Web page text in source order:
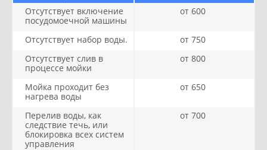
Отсутствует включение
посудомоечной машины
от 600
Отсутствует набор воды.
от 750
Отсутствует слив в
процессе мойки
от 800
Мойка проходит без
нагрева воды
от 650
Перелив воды, как
следствие течь, или
блокировка всех систем
управления
от 700